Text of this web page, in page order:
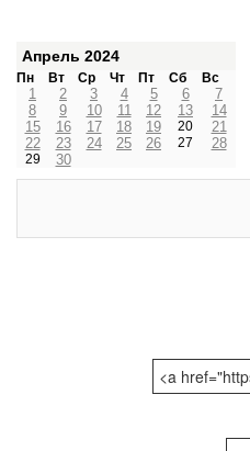
Апрель 2024
Пн Вт Ср Чт Пт Сб Вс
1 2 3 4 5 6
7
8
9 10 11 12 13
14
15
16 17 18 19 20
21
22
23 24 25 26 27 28
29 30